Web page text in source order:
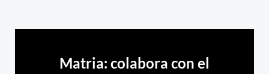
Matria: colabora con el